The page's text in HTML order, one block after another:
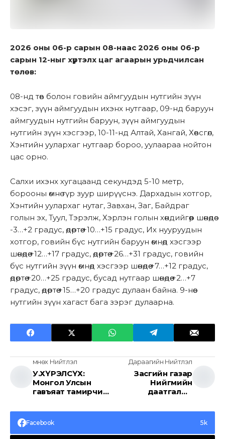
2026 оны 06-р сарын 08-наас 2026 оны 06-р
сарын 12-ныг хүртэлх цаг агаарын урьдчилсан
төлөв:
08-нд төв болон говийн аймгуудын нутгийн зүүн
хэсэг, зүүн аймгуудын ихэнх нутгаар, 09-нд баруун
аймгуудын нутгийн баруун, зүүн аймгуудын
нутгийн зүүн хэсгээр, 10-11-нд Алтай, Хангай, Хөвсгөл,
Хэнтийн уулархаг нутгаар бороо, уулаараа нойтон
цас орно.
Салхи ихэнх хугацаанд секундэд 5-10 метр,
борооны өмнө түр зуур ширүүснэ. Дархадын хотгор,
Хэнтийн уулархаг нутаг, Завхан, Заг, Байдраг
голын эх, Туул, Тэрэлж, Хэрлэн голын хөндийгөөр шөнөдөө
-3…+2 градус, өдөртөө +10…+15 градус, Их нууруудын
хотгор, говийн бүс нутгийн баруун өмнөд хэсгээр
шөнөдөө +12…+17 градус, өдөртөө +26…+31 градус, говийн
бүс нутгийн зүүн өмнөд хэсгээр шөнөдөө +7…+12 градус,
өдөртөө +20…+25 градус, бусад нутгаар шөнөдөө +2…+7
градус, өдөртөө +15…+20 градус дулаан байна. 9-нөөс
нутгийн зүүн хагаст бага зэрэг дулаарна.
Өмнөх Нийтлэл
У.ХҮРЭЛСҮХ:
Монгол Улсын
гавъяат тамирчин
Цэндбаатарын гэр
бүлд аз жаргал
сайн сайхныг хүсье.
Дараагийн Нийтлэл
Засгийн газар
Нийгмийн
даатгалын
нэмэлт, өөрчлөлт
хэлэлцэж байна
Facebook 5k